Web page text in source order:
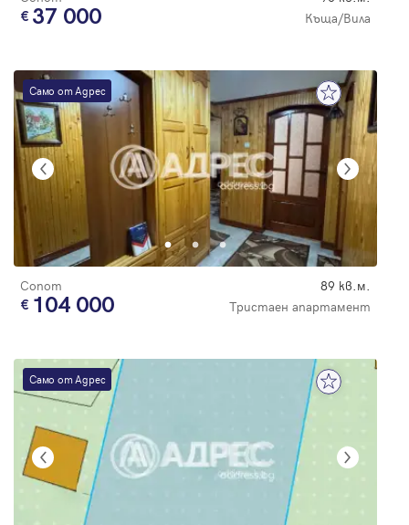
37 000 Къща/Вила
Само от Адрес
Сопот 89 кв.м.
104 000 Тристаен апартамент
Само от Адрес